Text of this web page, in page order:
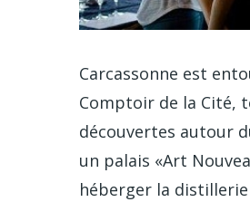
Carcassonne est
Comptoir de la Cité,
découvertes autour
un palais «Art
héberger la